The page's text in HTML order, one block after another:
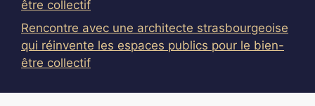
être collectif
Rencontre avec une architecte strasbourgeoise
qui réinvente les espaces publics pour le bien-
être collectif